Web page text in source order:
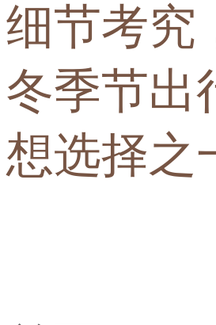
细节考究
冬季节出
想选择之